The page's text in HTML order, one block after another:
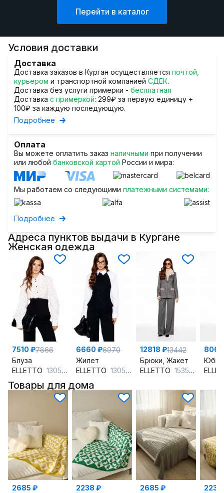
Перейти в каталог
Условия доставки
Доставка
Доставка заказов в Курган осуществляется почтой,
курьером и транспортной компанией СДЕК.
Доставка без услуги примерки - бесплатная
Доставка с примеркой: 299₽ за первую единицу +
100₽ за каждую последующую.
Подробнее
Оплата
Вы можете оплатить заказ наличными при получении
или любой банковской картой России и мира:
Мы работаем со следующими платежными системами:
Подробнее
Адреса пунктов выдачи в Кургане
Женская одежда
7510 ₽7866
Блуза
ELLETTO 13054 молочно-черный
6660 ₽6970
Жилет
ELLETTO 13055 черный
12818 ₽13442
Брюки, Жакет
ELLETTO 15355 мультиколор
Юбка
Товары для дома
2685 ₽
2238 ₽
2685 ₽
2238